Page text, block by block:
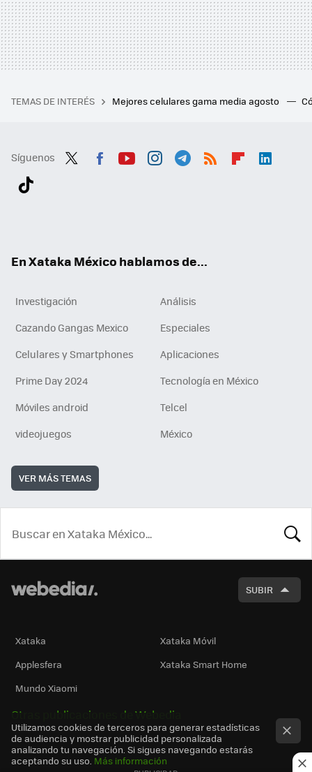
TEMAS DE INTERÉS Mejores celulares gama media agosto
Síguenos
En Xataka México hablamos de...
Investigación
Análisis
Cazando Gangas Mexico
Especiales
Celulares y Smartphones
Aplicaciones
Prime Day 2024
Tecnología en México
Móviles android
Telcel
videojuegos
México
VER MÁS TEMAS
SUBIR
Xataka
Xataka Móvil
Applesfera
Xataka Smart Home
Mundo Xiaomi
Otras publicaciones de Webedia
Utilizamos cookies de terceros para generar estadísticas
de audiencia y mostrar publicidad personalizada
analizando tu navegación. Si sigues navegando estarás
aceptando su uso. Más información